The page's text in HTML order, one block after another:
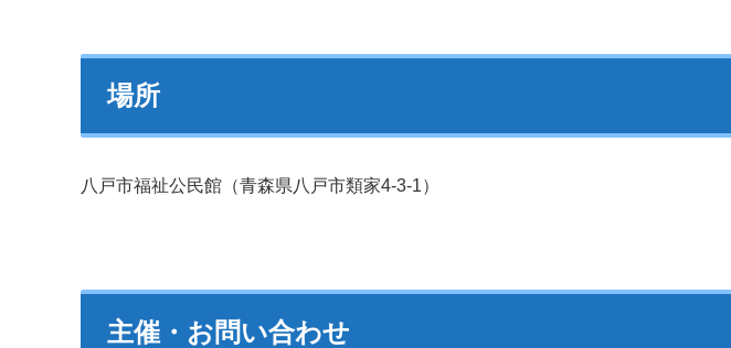
場所
八戸市福祉公民館（青森県八戸市類家4-3-1）
主催・お問い合わせ